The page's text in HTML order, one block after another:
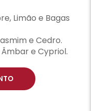
Limão e Bagas
e Cedro.
e Cypriol.